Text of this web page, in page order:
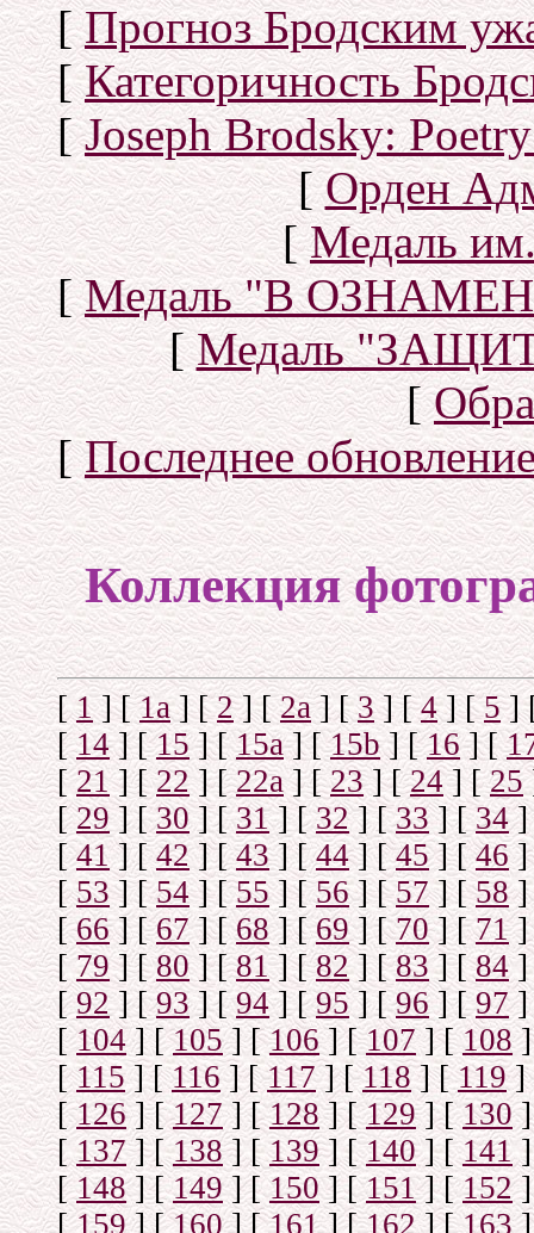
[Прогноз Бродским
[Категоричность
[Joseph Brodsky:
[Орден
[Медаль
[Медаль "В
[Медаль
[
[Последнее
Коллекция
[1] [1а] [2] [2а] [3] [4] [5]
[14] [15] [15a] [15b] [16] [
[21] [22 ] [22a] [23] [24] [25
[29] [30] [31] [32] [33] [34]
[41] [42] [43] [44] [45] [46]
[53] [54] [55] [56] [57] [58]
[66] [67] [68] [69] [70] [71]
[79] [80] [81] [82] [83] [84]
[92] [93] [94] [95] [96] [97]
[104] [105] [106] [107] [108]
[115] [116] [117] [118] [119]
[126] [127] [128] [129] [130]
[137] [138] [139] [140] [141]
[148] [149] [150] [151] [152]
[159] [160] [161] [162 ] [ 163]